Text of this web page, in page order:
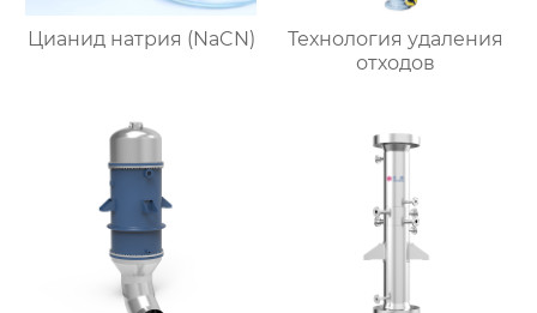
Цианид натрия (NaCN)
Технология удаления
отходов